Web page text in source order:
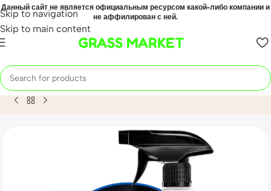
Skip to navigation
Skip to main content
Данный сайт не является официальным ресурсом какой-либо компании и
не аффилирован с ней.
GRASS MARKET
Home Mahsulot Глянцевый полироль для кожи, резины